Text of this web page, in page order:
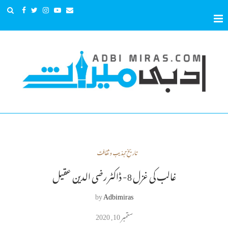
تاریخِ تہذیب و ثقافت
غالب کی غزل 8- ڈاکٹر رضی الدین عقیل
byAdbimiras
ستمبر 10, 2020